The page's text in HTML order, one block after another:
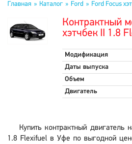
Главная Каталог Ford Ford Focus
Контрактный
хэтчбек II 1.8
Модификация
Даты выпуска
Объем
Двигатель
Купить контрактный двигатель
1.8 Flexifuel в Уфе по выгодной